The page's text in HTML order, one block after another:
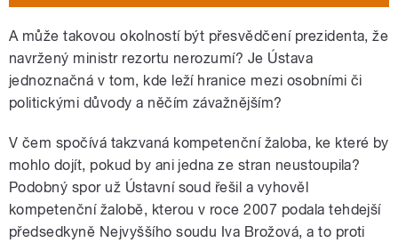
A může takovou okolností být přesvědčení prezidenta, že
navržený ministr rezortu nerozumí? Je Ústava
jednoznačná v tom, kde leží hranice mezi osobními či
politickými důvody a něčím závažnějším?
V čem spočívá takzvaná kompetenční žaloba, ke které by
mohlo dojít, pokud by ani jedna ze stran neustoupila?
Podobný spor už Ústavní soud řešil a vyhověl
kompetenční žalobě, kterou v roce 2007 podala tehdejší
předsedkyně Nejvyššího soudu Iva Brožová, a to proti